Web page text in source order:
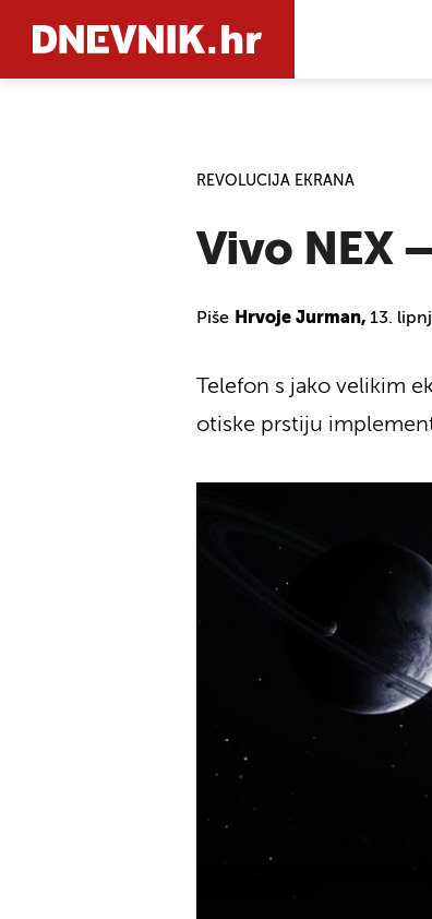
REVOLUCIJA EKRANA
Vivo NEX
Piše Hrvoje Jurman, 13.
Telefon s jako velikim
otiske prstiju